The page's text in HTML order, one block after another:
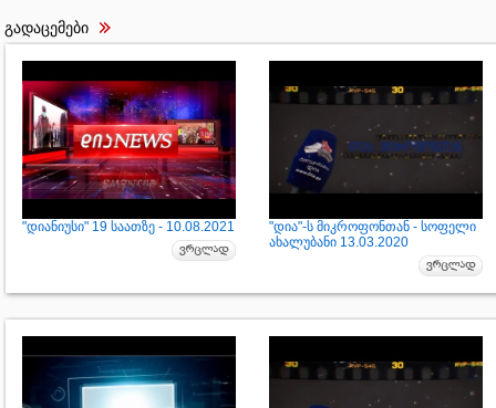
გადაცემები
"დიანიუსი" 19 საათზე - 10.08.2021
"დია"-ს მიკროფონთან - სოფელი
ახალუბანი 13.03.2020